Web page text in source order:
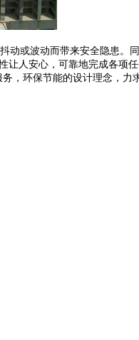
动或波动而带来安全隐患。
人安心，可靠地完成各项任
，环保节能的设计理念，力